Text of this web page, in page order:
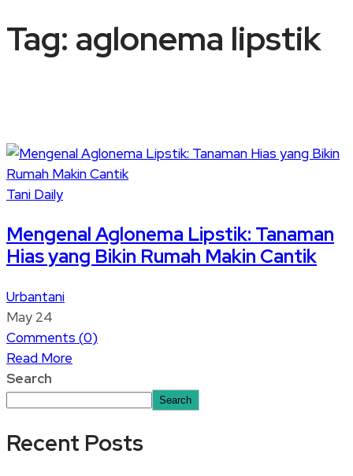
Tag: aglonema lipstik
Tani Daily
Mengenal Aglonema Lipstik: Tanaman
Hias yang Bikin Rumah Makin Cantik
Urbantani
May 24
Comments (0)
Read More
Search
Search
Recent Posts